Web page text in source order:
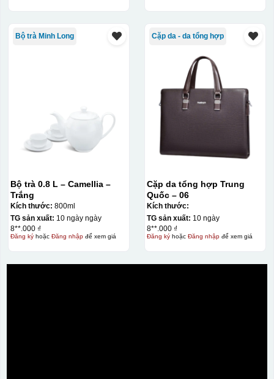
Bộ trà Minh Long
Bộ trà 0.8 L – Camellia –
Trắng
Kích thước: 800ml
TG sản xuất: 10 ngày ngày
8**.000 ₫
Đăng kýhoặc Đăng nhậpđể xem giá
Cặp da - da tổng hợp
Cặp da tổng hợp Trung
Quốc – 06
Kích thước:
TG sản xuất: 10 ngày
8**.000 ₫
Đăng kýhoặc Đăng nhậpđể xem giá